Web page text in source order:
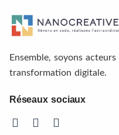
Ensemble, soyons
transformation digitale.
Réseaux sociaux